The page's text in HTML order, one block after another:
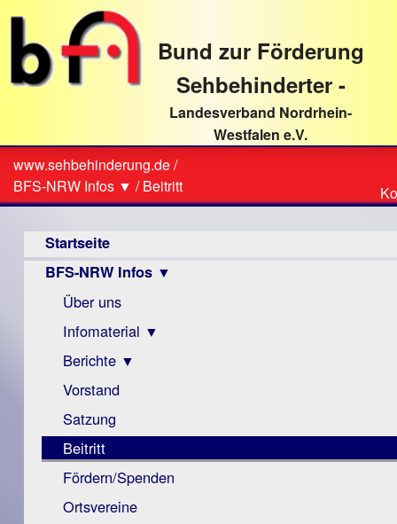
direkt
Textinhalt
Bund zur Förderung
Sehbehinderter -
Landesverband Nordrhein-
Westfalen e.V.
Sie
sind
hier
www.sehbehinderung.de/
BFS-NRW Infos ▼ /Beitritt
Startseite
BFS-NRW Infos ▼
Über uns
Infomaterial ▼
Visus
Zeitschrift
Monokular
Mac
Instagram-
Links
Berichte ▼
Archiv
Berichte
Vorstand
Satzung
Beitritt
Fördern/Spenden
Ortsvereine